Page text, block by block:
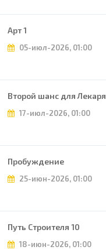
Арт 1
05-июл-2026, 01:00
Второй шанс для Лекаря
17-июл-2026, 01:00
Пробуждение
25-июн-2026, 01:00
Путь Строителя 10
18-июн-2026, 01:00